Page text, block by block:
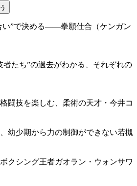
い”で決める――拳願仕合（ケンガン
者たち”の過去がわかる、それぞれの
闘技を楽しむ、柔術の天才・今井コ
幼少期から力の制御ができない若槻
クシング王者ガオラン・ウォンサワ